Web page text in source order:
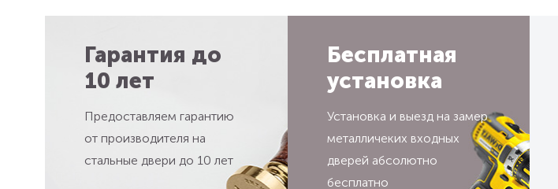
Гарантия до
10 лет
Предоставляем гарантию
от производителя на
стальные двери до 10 лет
Бесплатная
установка
Установка и выезд на замер
металличеких входных
дверей абсолютно
бесплатно